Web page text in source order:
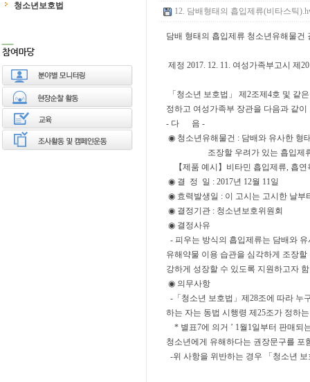
청소년보호법
12. 담배형태의 흡입제류(비타스틱
담배 형태의 흡입제류 청소년유해물건
제정 2017. 12. 11. 여성가족부고시 제
「청소년 보호법」 제2조제4호 및 같
정하고 여성가족부 장관을
- 다 음 -
◉ 청소년유해물건 : 담배와 유사한 형
조장할 우려가 있는 흡입제
【제품 예시】비타민 흡입제류, 흡연
◉ 결 정 일 : 2017년 12월 11일
◉ 효력발생일 : 이 고시는 고시한 날부
◉ 결정기관 : 청소년보호위원회
◉ 결정사유
- 피우는 방식의 흡입제류는 담배와
유해약물 이용 습관을 심각하게 조장
강하게 성장할 수 있도록 지원하고자 함
◉ 의무사항
-「청소년 보호법」제28조에 따라 누
하는 자는 동법 시행령 제25조가 정하
* 별표7에 의거 ’ 1월1일부터 판매되
청소년에게 유해하다는 권장문구를 포
-위 사항을 위반하는 경우 「청소년